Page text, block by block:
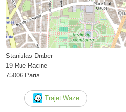
Stanislas Draber
19 Rue Racine
75006 Paris
Trajet Waze